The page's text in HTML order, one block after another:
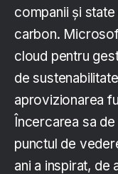
companii și
carbon.
cloud pentru
de
aprovizionarea
Încercarea sa
punctul de
ani a inspirat, de